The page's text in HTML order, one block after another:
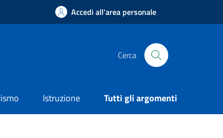
Accedi all'area personale
Cerca
Istruzione Tutti gli argomenti